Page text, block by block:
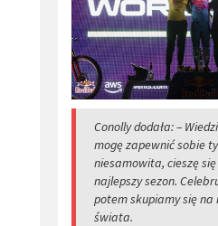
Conolly dodała: –
mogę zapewnić sobie
niesamowita, cieszę
najlepszy sezon.
potem skupiamy się
świata.